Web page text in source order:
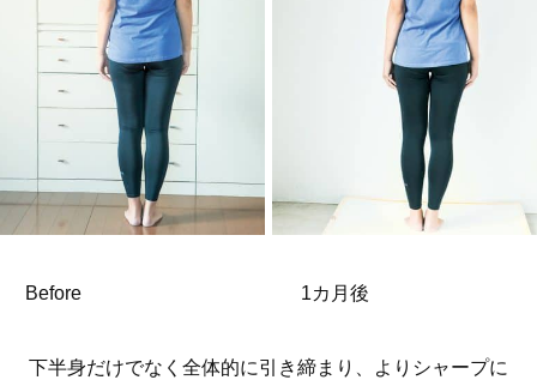
Before 1カ月後
下半身だけでなく全体的に引き締まり、よりシャープに